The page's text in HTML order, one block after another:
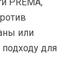
или
для